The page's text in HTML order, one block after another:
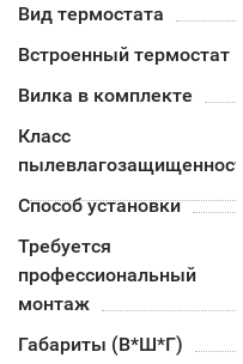
Вид термостата
Встроенный термостат
Вилка в комплекте
Класс
Способ установки
Требуется
профессиональный
монтаж
Габариты (В*Ш*Г)